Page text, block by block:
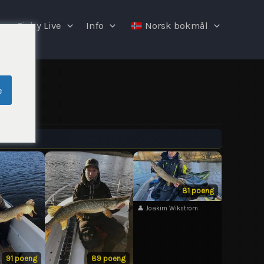
Fishy Live Info Norsk bokmål
91 poeng 89 poeng
81 poeng
👤 Joakim Wikström